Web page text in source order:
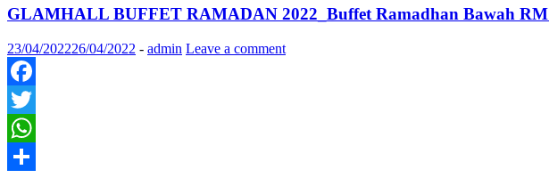
GLAMHALL BUFFET RAMADAN 2022_Buffet Ramadhan Bawah
23/04/202226/04/2022 - admin Leave a comment
Facebook
Twitter
WhatsApp